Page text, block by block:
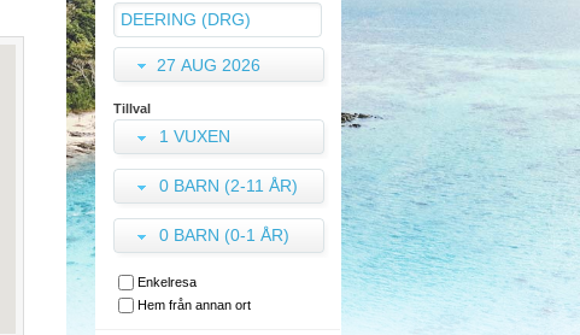
27 AUG 2026
Tillval
1 VUXEN
0 BARN (2-11 ÅR)
0 BARN (0-1 ÅR)
Enkelresa
Hem från annan ort